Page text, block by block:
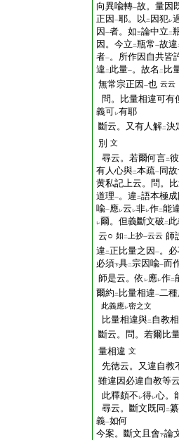
向異喩轉一故。量因
正因 一耶。以 二 因犯レ
因 一者。如三論中立 二
因。今立 二瓶常一故違
者一。所作因自共皆
違 二 此量一。故名 二 比
無常宗正因 一也 云云
問。比量相違可有
義可レ有耶
斷云。又有人解二決
別 文
尋云。若爾何言二
有人心與二本疏一 同
黄私記上云。問。
道理一。違 二語本極
喩一應レ云 レ非レ作二能
レ爾。但義斷文破 二
云○ 如 二 上抄一云云 師
違 二正比量之因 一。
必須下具二宗因喩一而
師是云。依 レ應レ作二
爾約 二 比量相違一二
此義應レ密之文
比量相違與二 自教
斷云。問。若爾比
量相違 文
先徳云。又違自教
雖違因必違自教等
此釋頗不 レ得レ心。
尋云。斷文既同 二
義一如何
今案。斷文且會下論